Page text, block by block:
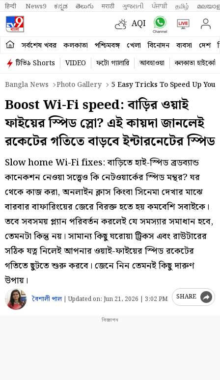
हिन्दी News9 ಕನ್ನಡ తెలుగు मराठी ગુજરાતી ਪੰਜਾਬੀ தமிழ்
AQI
সর্বশেষ খবর কলকাতা পশ্চিমবঙ্গ খেলা বিনোদন ব্যবসা দেশ
টিভি৯ Shorts VIDEO ফটো গ্যালারি আবহাওয়া
কলকাতা হাইকোর্ট
Bangla News
Photo Gallery 5 Easy Tricks To Speed Up
Boost Wi-Fi speed: বাড়ির ওয়াই
ফাইয়ের স্পিড স্লো? এই কায়দা জানলেই
রকেটের গতিতে বাড়বে ইন্টারনেটের স্পিড
Slow home Wi-Fi fixes: বাড়িতে হাই-স্পিড ব্রডব্যান্ড
কানেকশন নেওয়া সত্ত্বেও কি নেটওয়ার্কের স্পিড মন্থর? ঘর
থেকে কাজ করা, অনলাইন ক্লাস কিংবা সিনেমা দেখার মাঝে
বারবার বাফারিংয়ের জেরে বিরক্ত হতে হয় কমবেশি সবাইকে।
তবে সবসময় প্ল্যান পরিবর্তন করলেই যে সমস্যার সমাধান হবে,
তেমনটা কিন্তু নয়। সামান্য কিছু ঘরোয়া ট্রিকস এবং রাউটারের
সঠিক যত্ন নিলেই আপনার ওয়াই-ফাইয়ের স্পিড রকেটের
গতিতে ছুটতে শুরু করবে। জেনে নিন তেমনই কিছু দারুণ
উপায়।
বৈশালী পাল |Updated on: Jun 21, 2026 | 3:02 PM SHARE